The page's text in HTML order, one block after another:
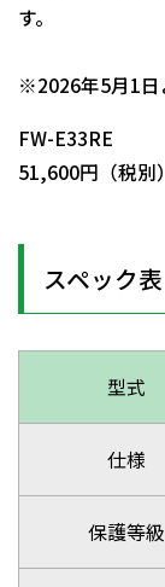
す。
※2026年5月1日
FW-E33RE
51,600円（税別）
スペック表
型式
仕様
保護等級